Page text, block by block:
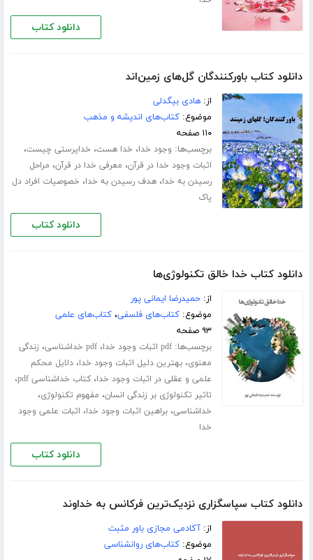
دانلود کتاب
دانلود کتاب باورکنندگان گل‌های زمین‌اند
از:هادی بیگدلی
موضوع:کتاب‌های اندیشه و مذهب
۱۱۰ صفحه
برچسب‌ها: وجود خدا، خدا هست، خداپرستی چیست،
اثبات وجود خدا در قرآن، معرفی خدا در قرآن، مراحل
رسیدن به خدا،هدف رسیدن به خدا، خصوصیات افراد دل
پاک
دانلود کتاب
دانلود کتاب خدا خالق تکنولوژی‌ها
از:حمیدرضا ایمانی پور
موضوع:کتاب‌های فلسفی،کتاب‌های علمی
۹۳ صفحه
برچسب‌ها:pdf اثبات وجود خدا ،pdf خداشناسی ، زندگی
معنوی،بهترین دلیل اثبات وجود خدا،دلایل محکم
علمی و عقلی در اثبات وجود خدا،کتاب خداشناسی pdf ،
تاثیر تکنولوژی بر زندگی انسان، مفهوم تکنولوژی،
خداشناسی،براهین اثبات وجود خدا، اثبات علمی وجود
خدا
دانلود کتاب
دانلود کتاب سپاسگزاری نزدیک‌ترین فرکانس به خداوند
از:آکادمی مجازی باور مثبت
موضوع:کتاب‌های روانشناسی